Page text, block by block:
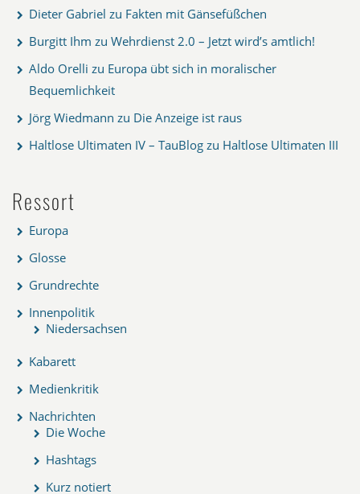
Dieter Gabriel zu Fakten mit Gänsefüßchen
Burgitt Ihm zu Wehrdienst 2.0 – Jetzt wird’s amtlich!
Aldo Orelli zu Europa übt sich in moralischer
Bequemlichkeit
Jörg Wiedmann zu Die Anzeige ist raus
Haltlose Ultimaten IV – TauBlog zu Haltlose Ultimaten III
Ressort
Europa
Glosse
Grundrechte
Innenpolitik
Niedersachsen
Kabarett
Medienkritik
Nachrichten
Die Woche
Hashtags
Kurz notiert